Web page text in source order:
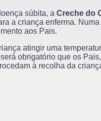
súbita, a Creche do
a criança enferma.
aos Pais.
atingir uma
obrigatório que os
à recolha da